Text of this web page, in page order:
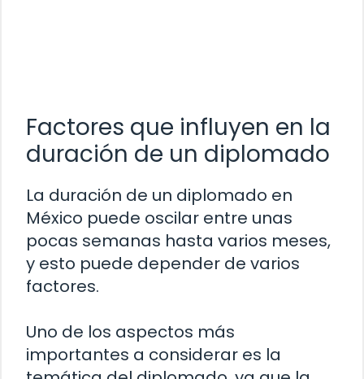
Factores que influyen en la
duración de un diplomado
La duración de un diplomado en
México puede oscilar entre unas
pocas semanas hasta varios meses,
y esto puede depender de varios
factores.
Uno de los aspectos más
importantes a considerar es la